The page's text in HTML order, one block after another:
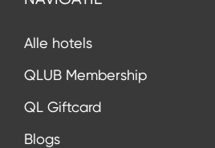
Alle hotels
QLUB Membership
QL Giftcard
Blogs